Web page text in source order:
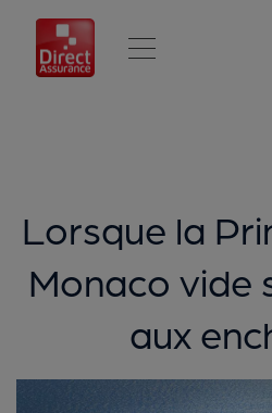
Lorsque la
Monaco vide
aux